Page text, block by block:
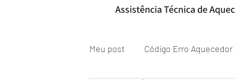
Assistência Técnica de
Meu post Código Erro Aquecedor